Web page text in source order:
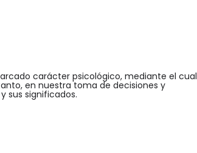
carácter psicológico, mediante el cual
en nuestra toma de decisiones y
sus significados.